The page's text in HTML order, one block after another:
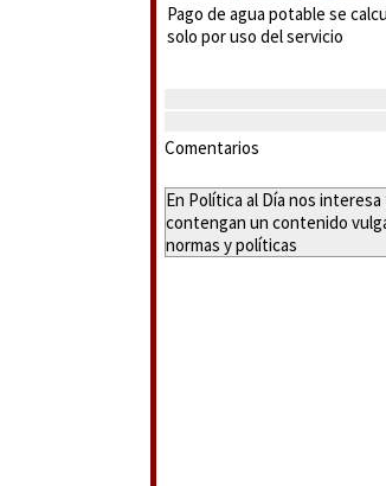
Pago de agua potable se
solo por uso del servicio
Comentarios
En Política al Día nos
contengan un contenido
normas y políticas